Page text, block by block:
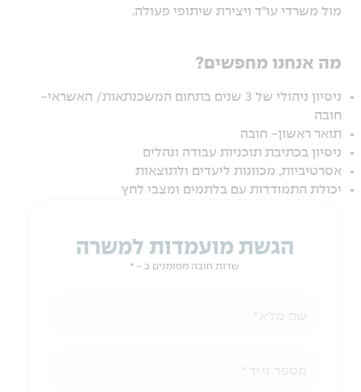
מול משרדי עו"ד ויצירת שיתופי פעולה.
מה אנחנו מחפשים?
ניסיון ניהולי של 3 שנים בתחום המשכנתאות/ האשראי-
חובה
תואר ראשון- חובה
ניסיון בכתיבת תוכניות עבודה ונהלים
אסרטיביות, מכוונות ליעדים ולתוצאות
יכולת התמודדות עם בלתמים ומצבי לחץ
הגשת מועמדות למשרה
שדות חובה מסומנים ב - *